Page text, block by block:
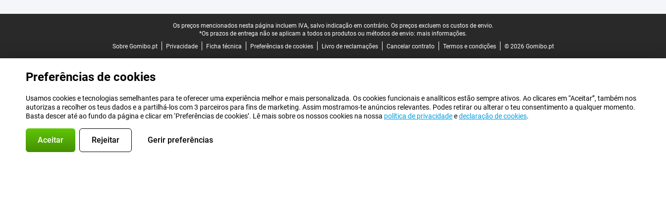
Os preços mencionados nesta página incluem IVA, salvo indicação em contrário. Os preços excluem os custos de envio.
*Os prazos de entrega não se aplicam a todos os produtos ou métodos de envio: mais informações.
Sobre Gomibo.pt
Privacidade Ficha técnica Preferências de cookies Livro de reclamações Cancelar contrato Termos e condições © 2026 Gomibo.pt
Preferências de cookies
Usamos cookies e tecnologias semelhantes para te oferecer uma experiência melhor e mais personalizada. Os cookies funcionais e analíticos estão sempre ativos. Ao clicares em “Aceitar”, também nos
autorizas a recolher os teus dados e a partilhá-los com 3 parceiros para fins de marketing. Assim mostramos-te anúncios relevantes. Podes retirar ou alterar o teu consentimento a qualquer momento.
Basta descer até ao fundo da página e clicar em ‘Preferências de cookies’. Lê mais sobre os nossos cookies na nossa política de privacidadeedeclaração de cookies.
Aceitar Rejeitar Gerir preferências